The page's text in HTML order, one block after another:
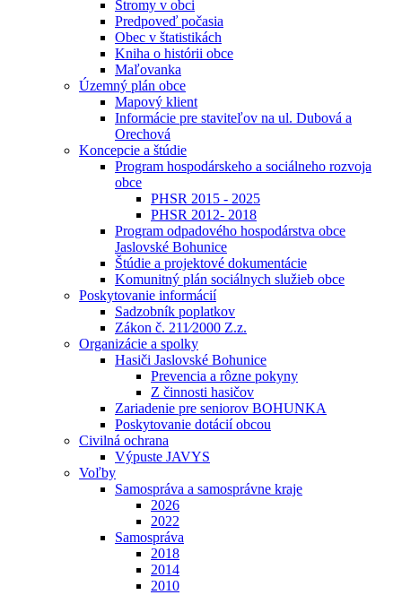
Stromy v obci
Predpoveď počasia
Obec v štatistikách
Kniha o histórii obce
Maľovanka
Územný plán obce
Mapový klient
Informácie pre staviteľov na ul. Dubová a
Orechová
Koncepcie a štúdie
Program hospodárskeho a sociálneho rozvoja
obce
PHSR 2015 - 2025
PHSR 2012- 2018
Program odpadového hospodárstva obce
Jaslovské Bohunice
Štúdie a projektové dokumentácie
Komunitný plán sociálnych služieb obce
Poskytovanie informácií
Sadzobník poplatkov
Zákon č. 211⁄2000 Z.z.
Organizácie a spolky
Hasiči Jaslovské Bohunice
Prevencia a rôzne pokyny
Z činnosti hasičov
Zariadenie pre seniorov BOHUNKA
Poskytovanie dotácií obcou
Civilná ochrana
Výpuste JAVYS
Voľby
Samospráva a samosprávne kraje
2026
2022
Samospráva
2018
2014
2010